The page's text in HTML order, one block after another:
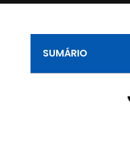
SUMÁRIO